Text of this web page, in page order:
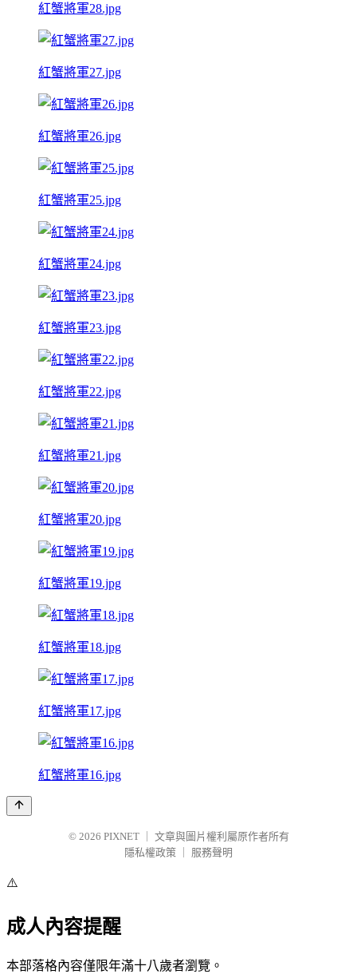
紅蟹將軍28.jpg
紅蟹將軍27.jpg
紅蟹將軍26.jpg
紅蟹將軍25.jpg
紅蟹將軍24.jpg
紅蟹將軍23.jpg
紅蟹將軍22.jpg
紅蟹將軍21.jpg
紅蟹將軍20.jpg
紅蟹將軍19.jpg
紅蟹將軍18.jpg
紅蟹將軍17.jpg
紅蟹將軍16.jpg
© 2026 PIXNET
文章與圖片權利屬原作者所有
隱私權政策
服務聲明
⚠️
成人內容提醒
本部落格內容僅限年滿十八歲者瀏覽。